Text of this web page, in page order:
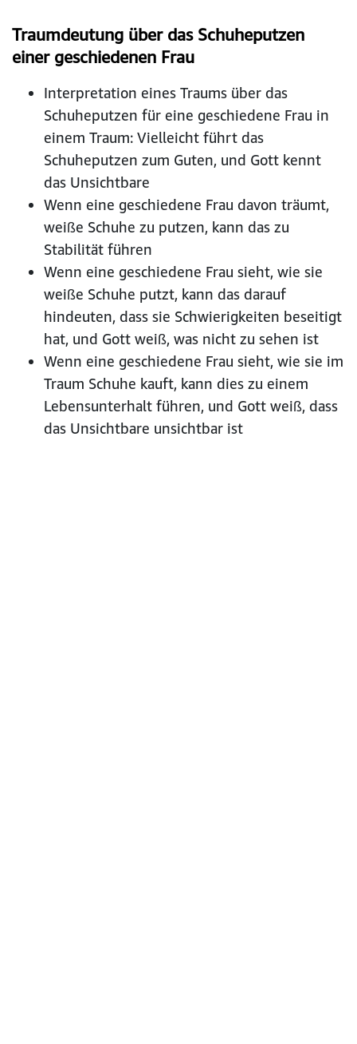
Traumdeutung über das Schuheputzen
einer geschiedenen Frau
Interpretation eines Traums über das
Schuheputzen für eine geschiedene Frau in
einem Traum: Vielleicht führt das
Schuheputzen zum Guten, und Gott kennt
das Unsichtbare
Wenn eine geschiedene Frau davon träumt,
weiße Schuhe zu putzen, kann das zu
Stabilität führen
Wenn eine geschiedene Frau sieht, wie sie
weiße Schuhe putzt, kann das darauf
hindeuten, dass sie Schwierigkeiten beseitigt
hat, und Gott weiß, was nicht zu sehen ist
Wenn eine geschiedene Frau sieht, wie sie im
Traum Schuhe kauft, kann dies zu einem
Lebensunterhalt führen, und Gott weiß, dass
das Unsichtbare unsichtbar ist